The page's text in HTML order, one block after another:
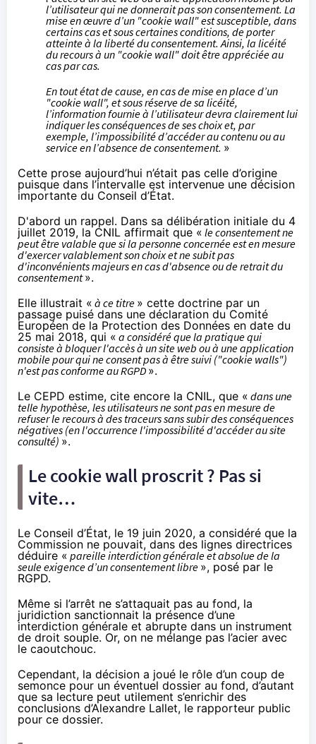
l’utilisateur qui ne donnerait pas son consentement. La
mise en œuvre d’un "cookie wall" est susceptible, dans
certains cas et sous certaines conditions, de porter
atteinte à la liberté du consentement. Ainsi, la licéité
du recours à un "cookie wall" doit être appréciée au
cas par cas.
En tout état de cause, en cas de mise en place d’un
"cookie wall", et sous réserve de sa licéité,
l’information fournie à l’utilisateur devra clairement lui
indiquer les conséquences de ses choix et, par
exemple, l’impossibilité d’accéder au contenu ou au
service en l’absence de consentement. »
Cette prose aujourd’hui n’était pas celle d’origine
puisque dans l’intervalle est intervenue une décision
importante du Conseil d’État.
D'abord un rappel. Dans sa délibération initiale du 4
juillet 2019, la CNIL affirmait que « le consentement ne
peut être valable que si la personne concernée est en mesure
d'exercer valablement son choix et ne subit pas
d'inconvénients majeurs en cas d'absence ou de retrait du
consentement».
Elle illustrait « à ce titre » cette doctrine par un
passage puisé dans une déclaration du Comité
Européen de la Protection des Données en date du
25 mai 2018, qui « a considéré que la pratique qui
consiste à bloquer l'accès à un site web ou à une application
mobile pour qui ne consent pas à être suivi ("cookie walls")
n'est pas conforme au RGPD ».
Le CEPD estime, cite encore la CNIL, que « dans une
telle hypothèse, les utilisateurs ne sont pas en mesure de
refuser le recours à des traceurs sans subir des conséquences
négatives (en l'occurrence l'impossibilité d'accéder au site
consulté) ».
Le cookie wall proscrit ? Pas si
vite…
Le Conseil d’État, le 19 juin 2020, a considéré que la
Commission ne pouvait, dans des lignes directrices
déduire « pareille interdiction générale et absolue de la
seule exigence d’un consentement libre », posé par le
RGPD.
Même si l’arrêt ne s’attaquait pas au fond, la
juridiction sanctionnait la présence d’une
interdiction générale et abrupte dans un instrument
de droit souple. Or, on ne mélange pas l’acier avec
le caoutchouc.
Cependant, la décision a joué le rôle d’un coup de
semonce pour un éventuel dossier au fond, d’autant
que sa lecture peut utilement s’enrichir des
conclusions d’Alexandre Lallet, le rapporteur public
pour ce dossier.